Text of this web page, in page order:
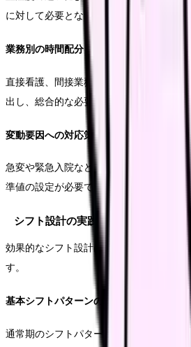
に対して必要となる看護時間を算出します
業務別の時間配分
直接看護、間接業務、教育研修など、業
出し、総合的な必要人数を導き出します。
変動要因への対応策
急変や緊急入院などの予期せぬ事態に対
準値の設定が必要です。
シフト設計の実践的アプローチ
効果的なシフト設計は、配置計画の成否
す。
基本シフトパターンの作成
通常期のシフトパターンを作成し、それ